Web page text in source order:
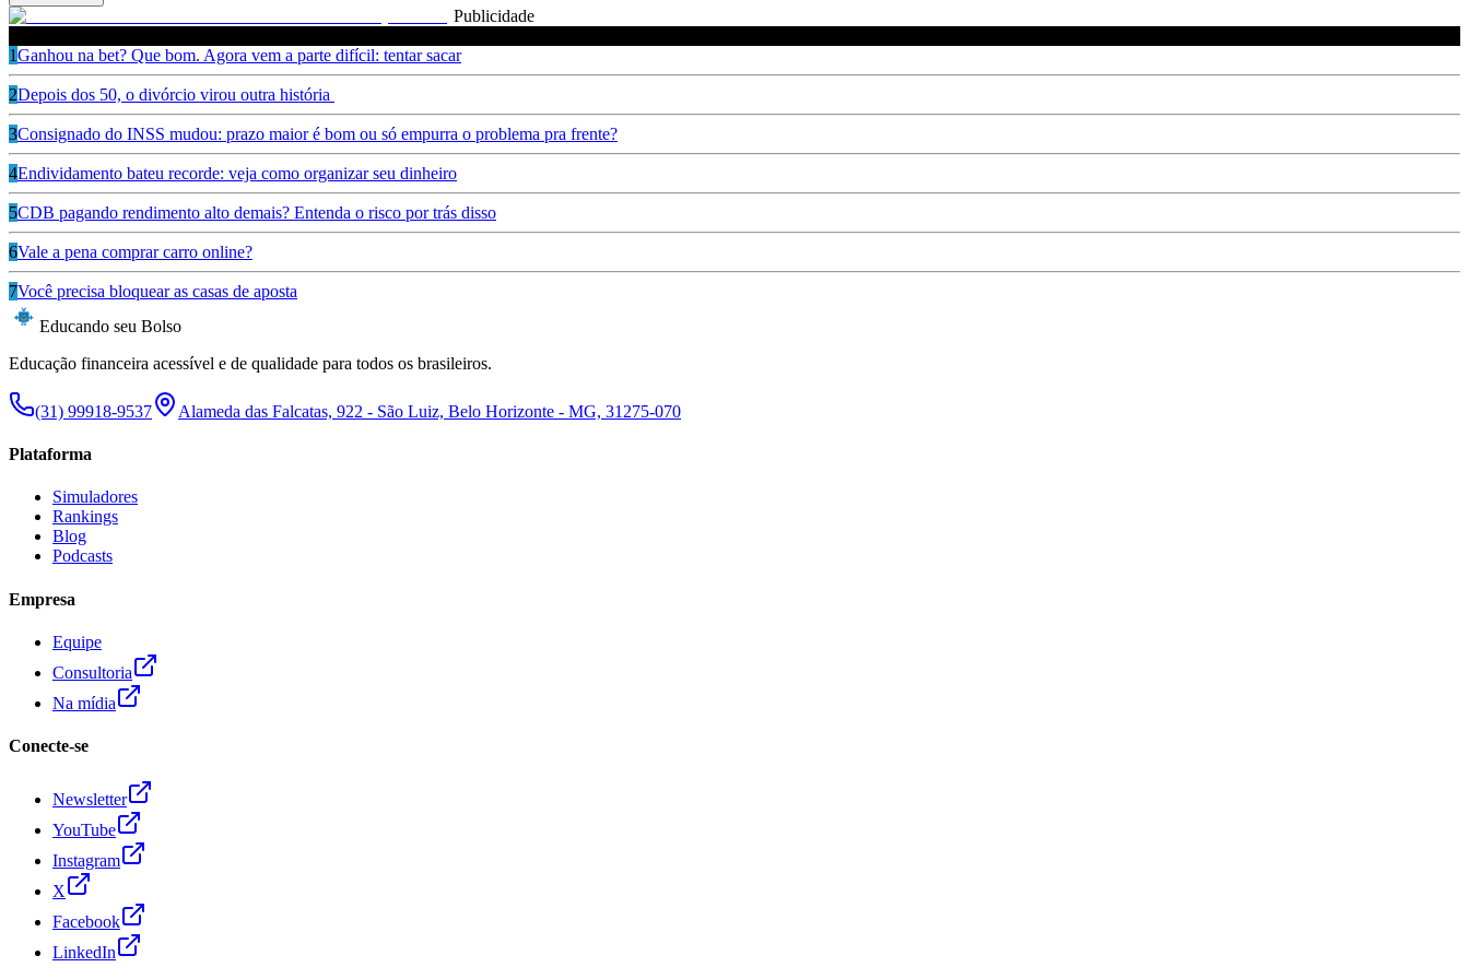
Publicidade
1Ganhou na bet? Que bom. Agora vem a parte difícil: tentar sacar
2Depois dos 50, o divórcio virou outra história
3Consignado do INSS mudou: prazo maior é bom ou só empurra o problema pra frente?
4Endividamento bateu recorde: veja como organizar seu dinheiro
5CDB pagando rendimento alto demais? Entenda o risco por trás disso
6Vale a pena comprar carro online?
7Você precisa bloquear as casas de aposta
Educando seu Bolso
Educação financeira acessível e de qualidade para todos os brasileiros.
(31) 99918-9537 Alameda das Falcatas, 922 - São Luiz, Belo Horizonte - MG, 31275-070
Plataforma
Simuladores
Rankings
Blog
Podcasts
Empresa
Equipe
Consultoria
Na mídia
Conecte-se
Newsletter
YouTube
Instagram
X
Facebook
LinkedIn